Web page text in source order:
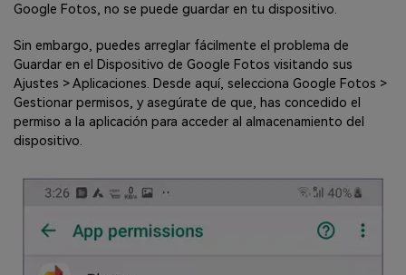
Google Fotos, no se puede guardar en tu dispositivo.
Sin embargo, puedes arreglar fácilmente el problema de
Guardar en el Dispositivo de Google Fotos visitando sus
Ajustes > Aplicaciones. Desde aquí, selecciona Google Fotos >
Gestionar permisos, y asegúrate de que, has concedido el
permiso a la aplicación para acceder al almacenamiento del
dispositivo.